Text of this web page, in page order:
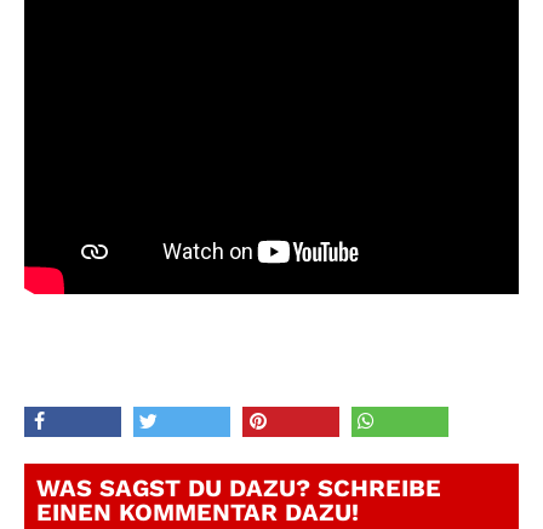
WAS SAGST DU DAZU? SCHREIBE
EINEN KOMMENTAR DAZU!